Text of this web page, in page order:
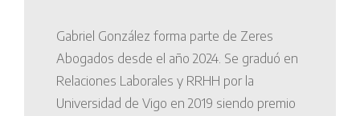
Gabriel González forma parte de Zeres
Abogados desde el año 2024. Se graduó en
Relaciones Laborales y RRHH por la
Universidad de Vigo en 2019 siendo premio